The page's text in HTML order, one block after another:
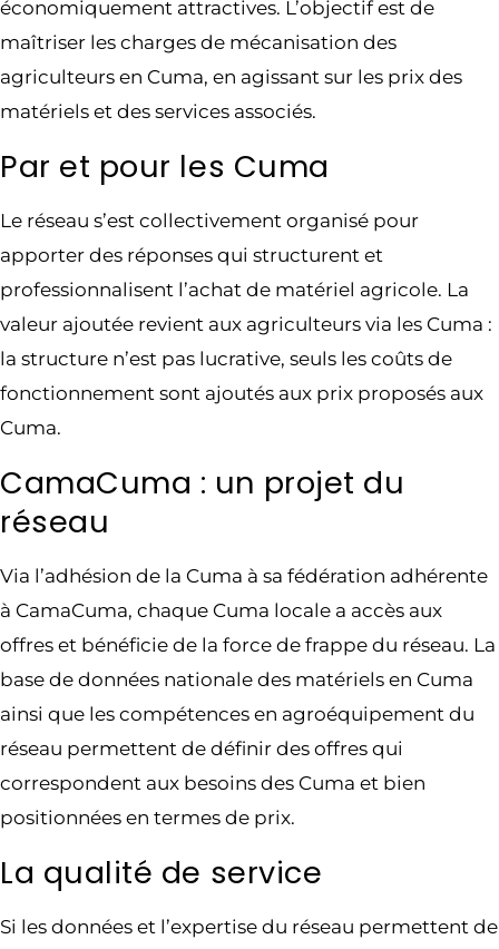
économiquement attractives. L’objectif est de
maîtriser les charges de mécanisation des
agriculteurs en Cuma, en agissant sur les prix des
matériels et des services associés.
Par et pour les Cuma
Le réseau s’est collectivement organisé pour
apporter des réponses qui structurent et
professionnalisent l’achat de matériel agricole. La
valeur ajoutée revient aux agriculteurs via les Cuma :
la structure n’est pas lucrative, seuls les coûts de
fonctionnement sont ajoutés aux prix proposés aux
Cuma.
CamaCuma : un projet du
réseau
Via l’adhésion de la Cuma à sa fédération adhérente
à CamaCuma, chaque Cuma locale a accès aux
offres et bénéficie de la force de frappe du réseau. La
base de données nationale des matériels en Cuma
ainsi que les compétences en agroéquipement du
réseau permettent de définir des offres qui
correspondent aux besoins des Cuma et bien
positionnées en termes de prix.
La qualité de service
Si les données et l’expertise du réseau permettent de